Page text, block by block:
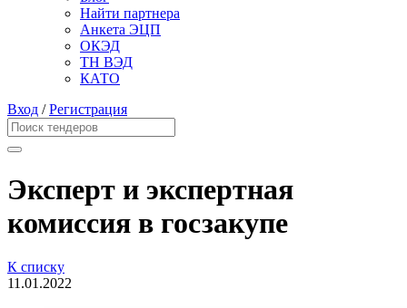
Найти партнера
Анкета ЭЦП
ОКЭД
ТН ВЭД
КАТО
Вход /Регистрация
Эксперт и экспертная
комиссия в госзакупе
К списку
11.01.2022